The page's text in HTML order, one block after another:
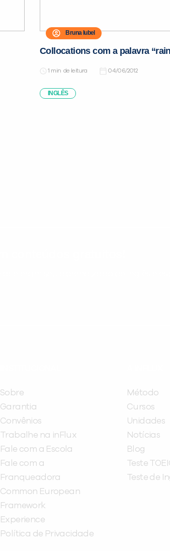
Bruna Iubel
Collocations com a palavra
de leitura 04/06/2012
INGLÊS
Sobre
Garantia
Convênios
Trabalhe na inFlux
Fale com a Escola
Fale com a
Franqueadora
Common European
Framework
Experience
Política de Privacidade
Método
Cursos
Unidades
Notícias
Blog
Teste
Teste de